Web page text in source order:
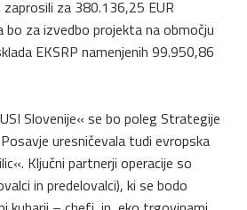
zaprosili za 380.136,25 EUR
za izvedbo projekta na območju
EKSRP namenjenih 99.950,86
Slovenije« se bo poleg Strategije
uresničevala tudi evropska
Ključni partnerji operacije so
in predelovalci), ki se bodo